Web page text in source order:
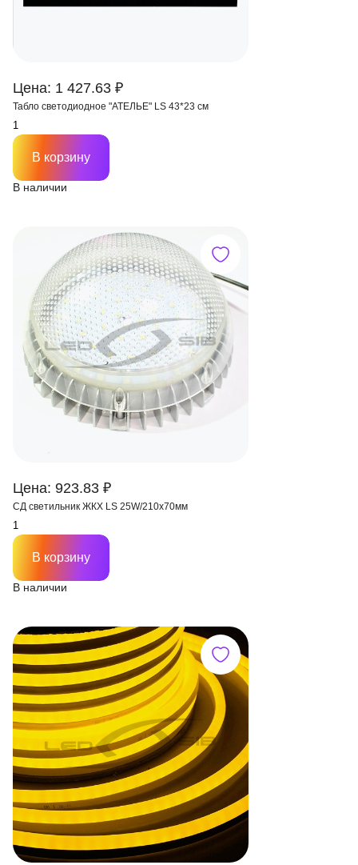
Цена: 1 427.63 ₽
Табло светодиодное "АТЕЛЬЕ" LS 43*23 см
В наличии
В корзину
Цена: 923.83 ₽
СД светильник ЖКХ LS 25W/210х70мм
В наличии
В корзину